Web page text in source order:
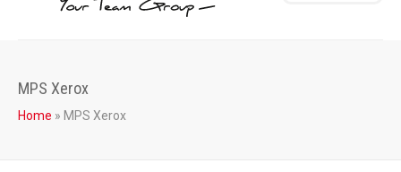
MPS Xerox
Home » MPS Xerox